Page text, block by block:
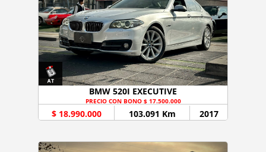
BMW 520I EXECUTIVE
PRECIO CON BONO $ 17.500.000
$ 18.990.000 103.091 Km 2017